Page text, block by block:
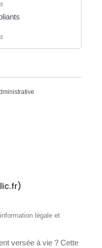
légale et
versée à vie ? Cette